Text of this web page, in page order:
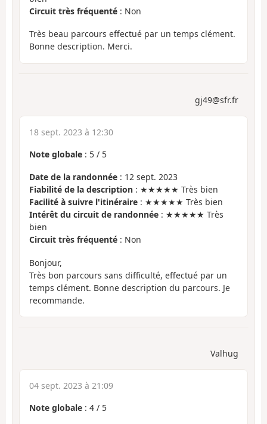
Circuit très fréquenté : Non
Très beau parcours effectué par un temps clément.
Bonne description. Merci.
gj49@sfr.fr
18 sept. 2023 à 12:30
Note globale : 5 / 5
Date de la randonnée : 12 sept. 2023
Fiabilité de la description : ★★★★★ Très bien
Facilité à suivre l'itinéraire : ★★★★★ Très bien
Intérêt du circuit de randonnée : ★★★★★ Très
bien
Circuit très fréquenté : Non
Bonjour,
Très bon parcours sans difficulté, effectué par un
temps clément. Bonne description du parcours. Je
recommande.
Valhug
04 sept. 2023 à 21:09
Note globale : 4 / 5